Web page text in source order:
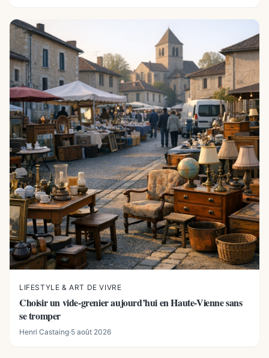
LIFESTYLE & ART DE VIVRE
Choisir un vide-grenier aujourd’hui en Haute-Vienne sans
se tromper
Henri Castaing·5 août 2026